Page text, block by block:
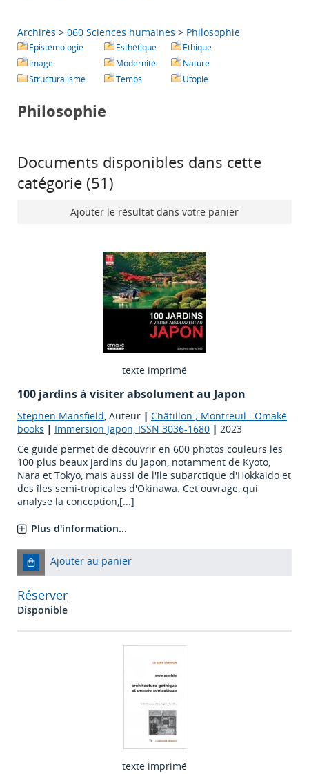
Archirès > 060 Sciences humaines > Philosophie
Épistémologie Esthétique
Éthique
Image
Modernité
Nature
Structuralisme
Temps Utopie
Philosophie
Documents disponibles dans cette
catégorie (51 )
Ajouter le résultat dans votre panier
texte imprimé
100 jardins à visiter absolument au Japon
Stephen Mansfield, Auteur | Châtillon ; Montreuil : Omaké
books | Immersion Japon, ISSN 3036-1680 | 2023
Ce guide permet de découvrir en 600 photos couleurs les
100 plus beaux jardins du Japon, notamment de Kyoto,
Nara et Tokyo, mais aussi de l'île subarctique d'Hokkaido et
des îles semi-tropicales d'Okinawa. Cet ouvrage, qui
analyse la conception,[...]
Plus d'information...
Ajouter au panier
Réserver
Disponible
texte imprimé